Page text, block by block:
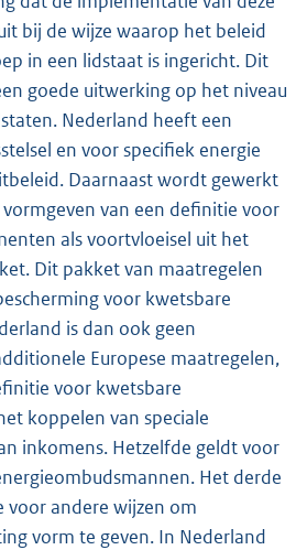
bij de wijze waarop het beleid
in een lidstaat is ingericht. Dit
goede uitwerking op het niveau
Nederland heeft een
en voor specifiek energie
Daarnaast wordt gewerkt
van een definitie voor
als voortvloeisel uit het
Dit pakket van maatregelen
voor kwetsbare
is dan ook geen
Europese maatregelen,
voor kwetsbare
koppelen van speciale
inkomens. Hetzelfde geldt voor
Het derde
voor andere wijzen om
vorm te geven. In Nederland